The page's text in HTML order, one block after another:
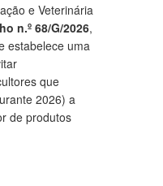
e Veterinária
n.º 68/G/2026,
estabelece uma
que
2026) a
de produtos